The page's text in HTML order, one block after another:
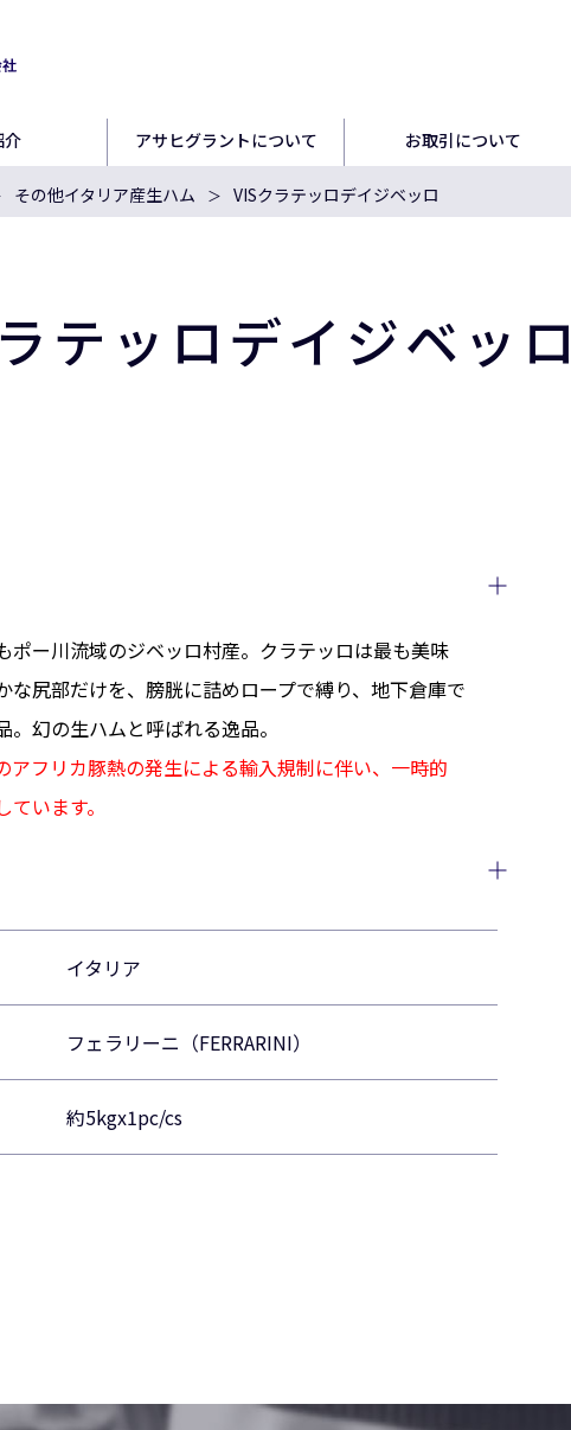
介 アサヒグラントについて お取引について
その他イタリア産生ハム VISクラテッロデイジベッロ
テッロデイジベッロ
ポー川流域のジベッロ村産。クラテッロは最も美味
な尻部だけを、膀胱に詰めロープで縛り、地下倉庫で
。幻の生ハムと呼ばれる逸品。
フリカ豚熱の発生による輸入規制に伴い、一時的
います。
イタリア
フェラリーニ（FERRARINI）
約5kgx1pc/cs